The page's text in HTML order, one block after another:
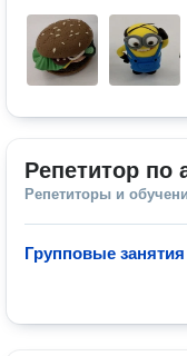
Репетитор по
Репетиторы и
Групповые